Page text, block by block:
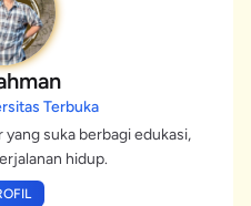
Terbuka
suka berbagi edukasi,
hidup.